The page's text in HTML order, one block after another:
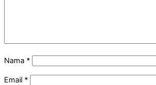
Nama *
Email *